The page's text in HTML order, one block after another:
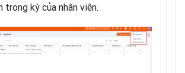
trong kỳ của nhân viên.